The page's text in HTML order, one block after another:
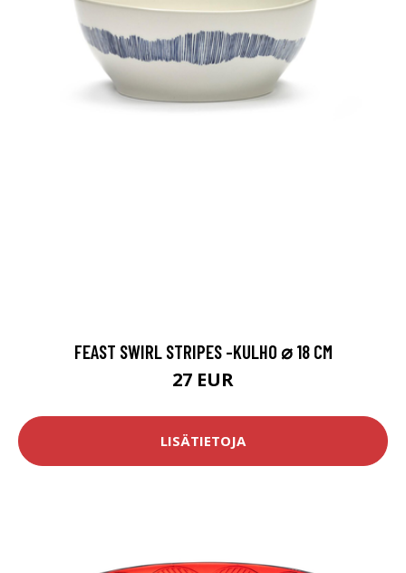
FEAST SWIRL STRIPES -KULHO ⌀ 18 CM
27 EUR
LISÄTIETOJA